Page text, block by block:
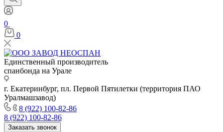
0
0
Единственный производитель
спанбонда на Урале
г. Екатеринбург, пл. Первой Пятилетки (территория ПАО
Уралмашзавод)
8 (922) 100-82-86
8 (922) 100-82-86
Заказать звонок